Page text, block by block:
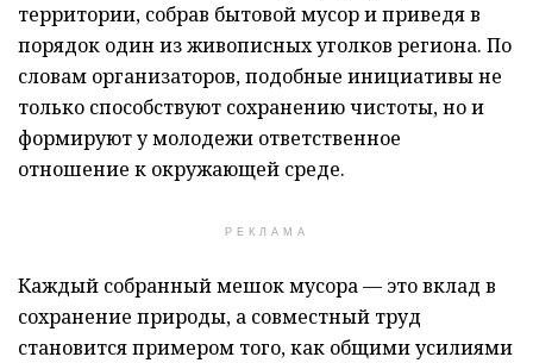
территории, собрав бытовой мусор и приведя в
порядок один из живописных уголков региона. По
словам организаторов, подобные инициативы не
только способствуют сохранению чистоты, но и
формируют у молодежи ответственное
отношение к окружающей среде.
РЕКЛАМА
Каждый собранный мешок мусора — это вклад в
сохранение природы, а совместный труд
становится примером того, как общими усилиями